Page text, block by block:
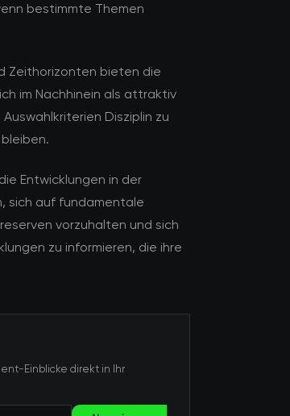
bestimmte Themen
Zeithorizonten bieten die
im Nachhinein als attraktiv
Disziplin zu
Entwicklungen in der
sich auf fundamentale
vorzuhalten und sich
zu informieren, die ihre
Einblicke direkt in Ihr